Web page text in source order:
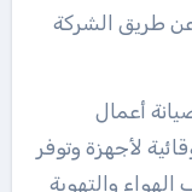
عن طريق الشركة
أعمال
لأجهزة وتوفر
والتهوية